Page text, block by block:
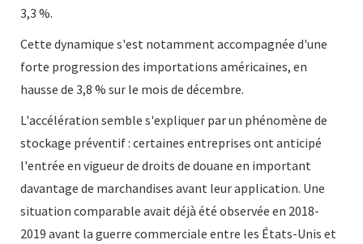
3,3 %.
Cette dynamique s'est notamment accompagnée d'une
forte progression des importations américaines, en
hausse de 3,8 % sur le mois de décembre.
L'accélération semble s'expliquer par un phénomène de
stockage préventif : certaines entreprises ont anticipé
l'entrée en vigueur de droits de douane en important
davantage de marchandises avant leur application. Une
situation comparable avait déjà été observée en 2018-
2019 avant la guerre commerciale entre les États-Unis et